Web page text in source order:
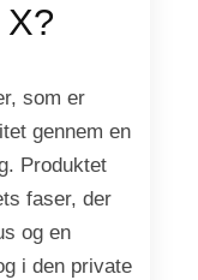
som er
gennem en
Produktet
faser, der
og en
i den private